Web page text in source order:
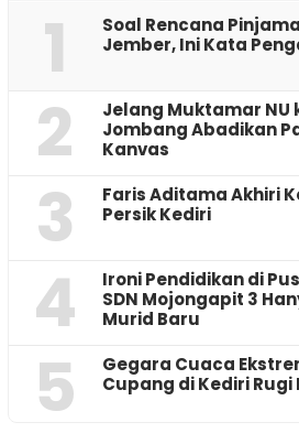
1
‎Soal Rencana
Jember, Ini Kata
2
Jelang Muktamar NU
Jombang Abadikan
Kanvas
3
Faris Aditama Akhiri
Persik Kediri
4
Ironi Pendidikan di
SDN Mojongapit 3
Murid Baru
5
‎Gegara Cuaca
Cupang di Kediri